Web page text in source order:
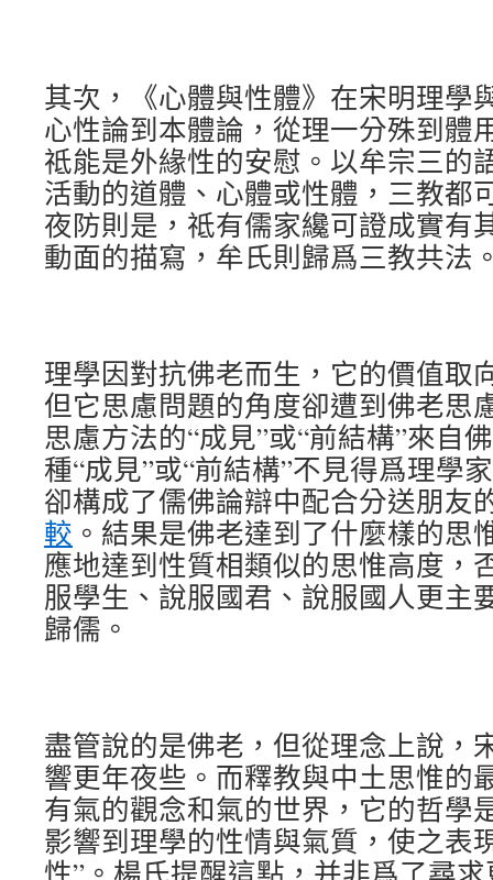
其次，《心體與性體》在宋明理學
心性論到本體論，從理一分殊到體
祗能是外緣性的安慰。以牟宗三的
活動的道體、心體或性體，三教都
夜防則是，祗有儒家纔可證成實有
動面的描寫，牟氏則歸爲三教共法
理學因對抗佛老而生，它的價值取
但它思慮問題的角度卻遭到佛老思
思慮方法的“成見”或“前結構”來自
種“成見”或“前結構”不見得爲理學
卻構成了儒佛論辯中配合分送朋友
較 。結果是佛老達到了什麼樣的思
應地達到性質相類似的思惟高度，
服學生、說服國君、說服國人更主
歸儒。
盡管說的是佛老，但從理念上說，
響更年夜些。而釋教與中土思惟的
有氣的觀念和氣的世界，它的哲學
影響到理學的性情與氣質，使之表
性”。楊氏提醒這點，并非爲了尋